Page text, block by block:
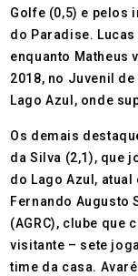
Golfe (0,5) e pelos
do Paradise.
enquanto Matheus
2018, no Juvenil
Lago Azul, onde
Os demais
da Silva (2,1), que
do Lago Azul,
Fernando Augusto
(AGRC), clube que
visitante – sete
time da casa.